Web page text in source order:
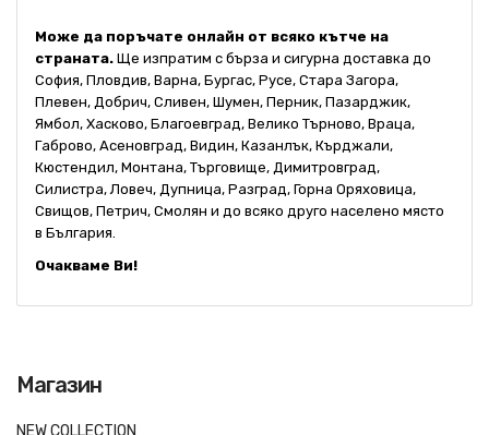
Може да поръчате онлайн от всяко кътче на
страната. Ще изпратим с бърза и сигурна доставка до
София, Пловдив, Варна, Бургас, Русе, Стара Загора,
Плевен, Добрич, Сливен, Шумен, Перник, Пазарджик,
Ямбол, Хасково, Благоевград, Велико Търново, Враца,
Габрово, Асеновград, Видин, Казанлък, Кърджали,
Кюстендил, Монтана, Търговище, Димитровград,
Силистра, Ловеч, Дупница, Разград, Горна Оряховица,
Свищов, Петрич, Смолян и до всяко друго населено място
в България.
Очакваме Ви!
Магазин